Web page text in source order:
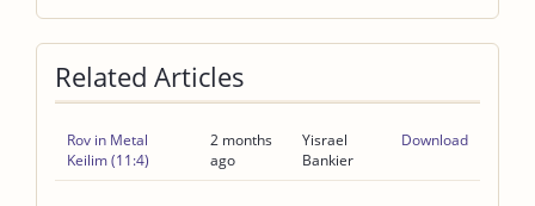
Related Articles
Rov in Metal
Keilim (11:4)
2 months
ago
Yisrael
Bankier
Download